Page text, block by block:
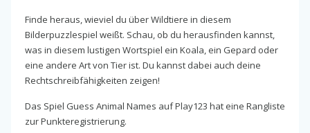
Finde heraus, wieviel du über Wildtiere in diesem
Bilderpuzzlespiel weißt. Schau, ob du herausfinden kannst,
was in diesem lustigen Wortspiel ein Koala, ein Gepard oder
eine andere Art von Tier ist. Du kannst dabei auch deine
Rechtschreibfähigkeiten zeigen!
Das Spiel Guess Animal Names auf Play123 hat eine Rangliste
zur Punkteregistrierung.